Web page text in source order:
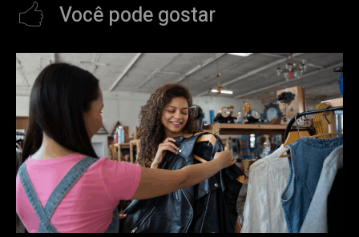
Você pode gostar